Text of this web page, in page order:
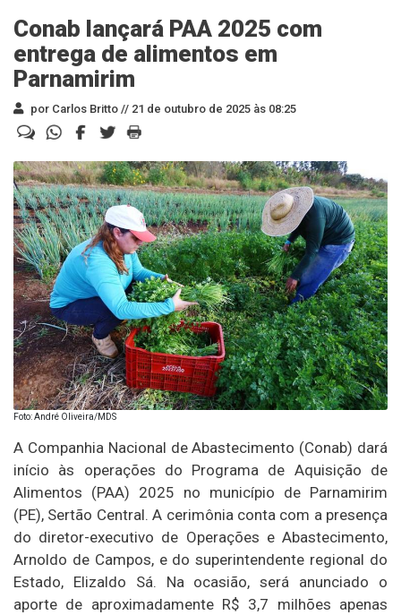
Conab lançará PAA 2025 com
entrega de alimentos em
Parnamirim
por Carlos Britto // 21 de outubro de 2025 às 08:25
Foto: André Oliveira/MDS
A Companhia Nacional de Abastecimento (Conab) dará
início às operações do Programa de Aquisição de
Alimentos (PAA) 2025 no município de Parnamirim
(PE), Sertão Central. A cerimônia conta com a presença
do diretor-executivo de Operações e Abastecimento,
Arnoldo de Campos, e do superintendente regional do
Estado, Elizaldo Sá. Na ocasião, será anunciado o
aporte de aproximadamente R$ 3,7 milhões apenas